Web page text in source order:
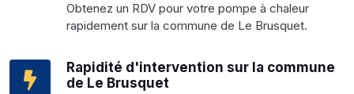
Obtenez un RDV pour votre pompe à chaleur
rapidement sur la commune de Le Brusquet.
Rapidité d'intervention sur la commune
de Le Brusquet